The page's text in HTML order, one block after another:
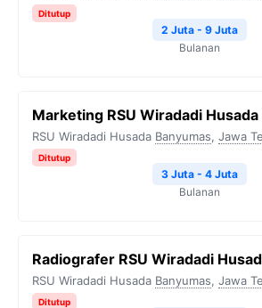
Ditutup
2 Juta - 9 Juta
Bulanan
Marketing RSU Wiradadi Husada
RSU Wiradadi Husada Banyumas, Jawa
Ditutup
3 Juta - 4 Juta
Bulanan
Radiografer RSU Wiradadi
RSU Wiradadi Husada Banyumas, Jawa
Ditutup